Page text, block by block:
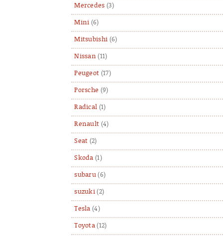
Mercedes (3)
Mini (6)
Mitsubishi (6)
Nissan (11)
Peugeot (17)
Porsche (9)
Radical (1)
Renault (4)
Seat (2)
Skoda (1)
subaru (6)
suzuki (2)
Tesla (4)
Toyota (12)